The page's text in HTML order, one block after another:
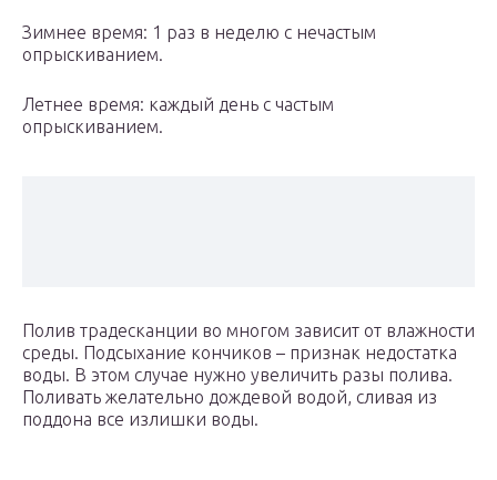
Зимнее время: 1 раз в неделю с нечастым
опрыскиванием.
Летнее время: каждый день с частым
опрыскиванием.
Полив традесканции во многом зависит от влажности
среды. Подсыхание кончиков – признак недостатка
воды. В этом случае нужно увеличить разы полива.
Поливать желательно дождевой водой, сливая из
поддона все излишки воды.